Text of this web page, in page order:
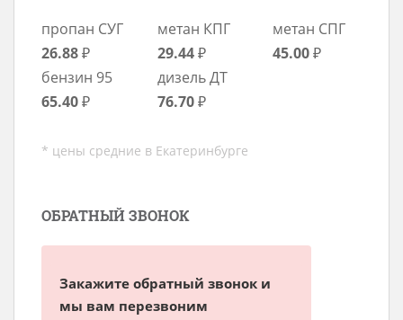
пропан СУГ
26.88₽
метан КПГ
29.44₽
метан СПГ
45.00₽
бензин 95
65.40₽
дизель ДТ
76.70₽
* цены средние в Екатеринбурге
ОБРАТНЫЙ ЗВОНОК
Закажите обратный звонок и
мы вам перезвоним